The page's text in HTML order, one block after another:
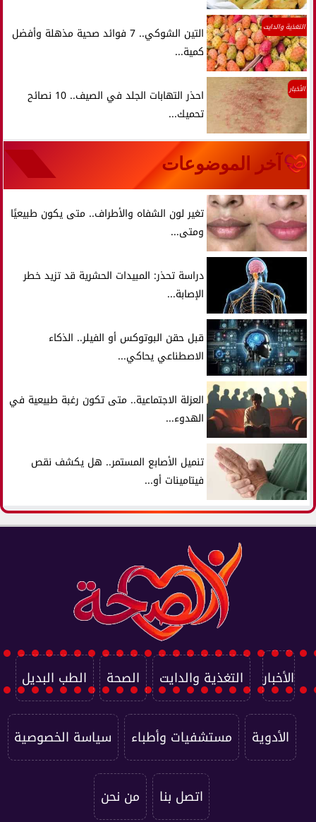
التغذية والدايت
التين الشوكي.. 7 فوائد صحية مذهلة وأفضل
كمية...
الأخبار
احذر التهابات الجلد في الصيف.. 10 نصائح
تحميك...
آخر الموضوعات
تغير لون الشفاه والأطراف.. متى يكون طبيعيًا
ومتى...
دراسة تحذر: المبيدات الحشرية قد تزيد خطر
الإصابة...
قبل حقن البوتوكس أو الفيلر.. الذكاء
الاصطناعي يحاكي...
العزلة الاجتماعية.. متى تكون رغبة طبيعية في
الهدوء...
تنميل الأصابع المستمر.. هل يكشف نقص
فيتامينات أو...
الأخبار التغذية والدايت الصحة الطب البديل
الأدوية مستشفيات وأطباء سياسة الخصوصية
اتصل بنا من نحن